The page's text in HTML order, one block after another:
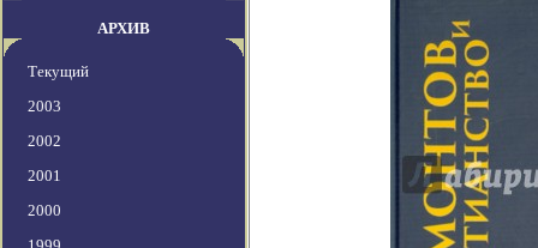
АРХИВ
Текущий
2003
2002
2001
2000